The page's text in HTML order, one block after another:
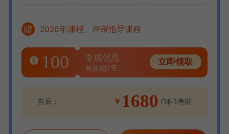
赠 2026年课程、评审指导课程
¥ 100 专属优惠
有效期7天
立即领取
券后： ￥ 1680 /1科1考期